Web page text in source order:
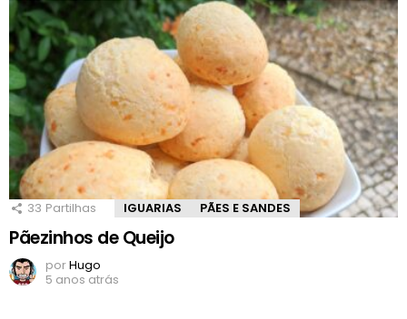
33 Partilhas IGUARIAS PÃES E SANDES
Pãezinhos de Queijo
porHugo
5 anos atrás